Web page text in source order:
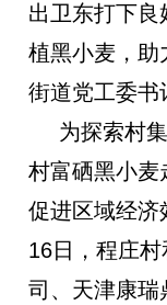
出卫东打下良
植黑小麦，助
街道党工委书
为探索村
村富硒黑小麦
促进区域经济
16日，程庄
司、天津康瑞